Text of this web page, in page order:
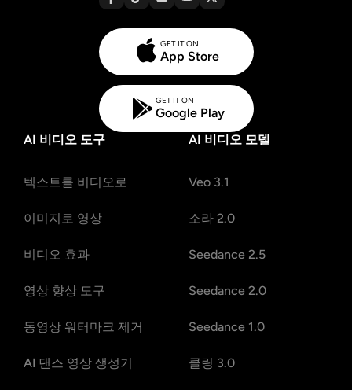
GET IT ON
App Store
GET IT ON
Google Play
AI 비디오 도구
텍스트를 비디오로
이미지로 영상
비디오 효과
영상 향상 도구
동영상 워터마크 제거
AI 댄스 영상 생성기
AI 비디오 모델
Veo 3.1
소라 2.0
Seedance 2.5
Seedance 2.0
Seedance 1.0
클링 3.0